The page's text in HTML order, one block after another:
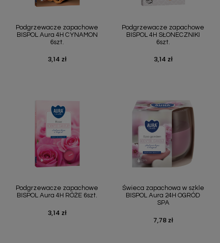
Podgrzewacze zapachowe
BISPOL Aura 4H CYNAMON
6szt.
Cena
3,14 zł
Podgrzewacze zapachowe
BISPOL 4H SŁONECZNIKI
6szt.
Cena
3,14 zł
Podgrzewacze zapachowe
BISPOL Aura 4H RÓŻE 6szt.
Cena
3,14 zł
Świeca zapachowa w szkle
BISPOL Aura 24H OGRÓD
SPA
Cena
7,78 zł